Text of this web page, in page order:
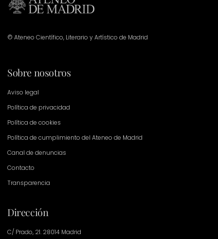
© Ateneo Científico, Literario y Artístico de Madrid
Sobre nosotros
Aviso legal
Política de privacidad
Política de cookies
Política de cumplimiento del Ateneo de Madrid
Canal de denuncias
Contacto
Transparencia
Dirección
C/ Prado, 21. 28014 Madrid